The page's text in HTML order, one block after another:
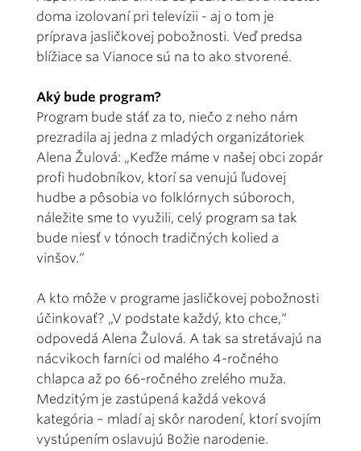
doma izolovaní pri televízii - aj o tom je
príprava jasličkovej pobožnosti. Veď predsa
blížiace sa Vianoce sú na to ako stvorené.
Aký bude program?
Program bude stáť za to, niečo z neho nám
prezradila aj jedna z mladých organizátoriek
Alena Žulová: „Keďže máme v našej obci zopár
profi hudobníkov, ktorí sa venujú ľudovej
hudbe a pôsobia vo folklórnych súboroch,
náležite sme to využili, celý program sa tak
bude niesť v tónoch tradičných kolied a
vinšov.“
A kto môže v programe jasličkovej pobožnosti
účinkovať? „V podstate každý, kto chce,“
odpovedá Alena Žulová. A tak sa stretávajú na
nácvikoch farníci od malého 4-ročného
chlapca až po 66-ročného zrelého muža.
Medzitým je zastúpená každá veková
kategória – mladí aj skôr narodení, ktorí svojím
vystúpením oslavujú Božie narodenie.